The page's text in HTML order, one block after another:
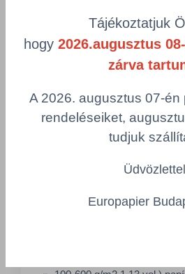
eredményei és kellemes,
gyönyörködtető
Tájékoztatjuk
hogy 2026.augusztus
zárva
A 2026. augusztus 07-én
rendeléseiket,
tudjuk
Europapier